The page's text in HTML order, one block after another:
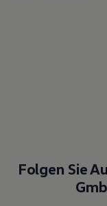
Folgen Sie